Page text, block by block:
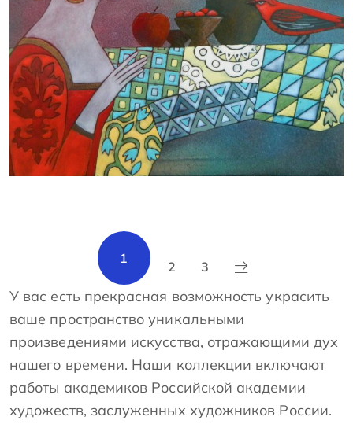
БАЙЦАЕВА ЛЮДМИЛА
1
2 3
У вас есть прекрасная возможность украсить
ваше пространство уникальными
произведениями искусства, отражающими дух
нашего времени. Наши коллекции включают
работы академиков Российской академии
художеств, заслуженных художников России.